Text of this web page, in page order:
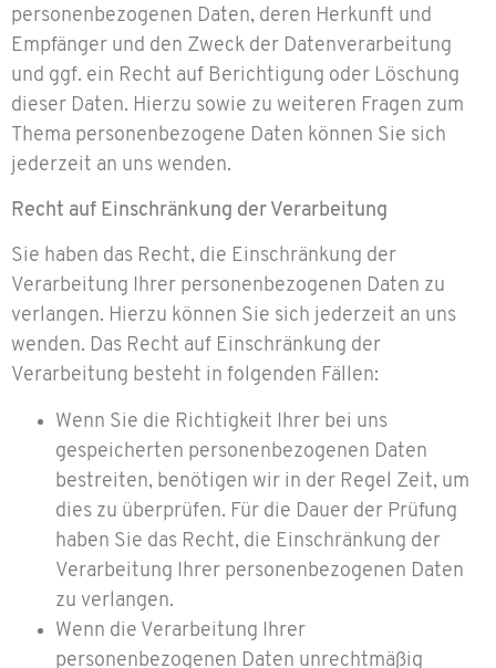
personenbezogenen Daten, deren Herkunft und
Empfänger und den Zweck der Datenverarbeitung
und ggf. ein Recht auf Berichtigung oder Löschung
dieser Daten. Hierzu sowie zu weiteren Fragen zum
Thema personenbezogene Daten können Sie sich
jederzeit an uns wenden.
Recht auf Einschränkung der Verarbeitung
Sie haben das Recht, die Einschränkung der
Verarbeitung Ihrer personenbezogenen Daten zu
verlangen. Hierzu können Sie sich jederzeit an uns
wenden. Das Recht auf Einschränkung der
Verarbeitung besteht in folgenden Fällen:
Wenn Sie die Richtigkeit Ihrer bei uns
gespeicherten personenbezogenen Daten
bestreiten, benötigen wir in der Regel Zeit, um
dies zu überprüfen. Für die Dauer der Prüfung
haben Sie das Recht, die Einschränkung der
Verarbeitung Ihrer personenbezogenen Daten
zu verlangen.
Wenn die Verarbeitung Ihrer
personenbezogenen Daten unrechtmäßig